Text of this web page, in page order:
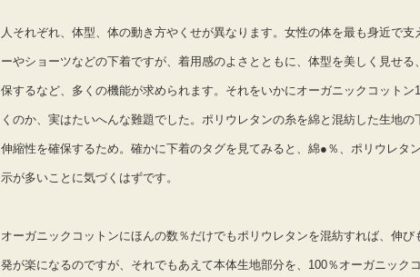
人それぞれ、体型、体の動き方やくせが異なります。女性の体を最も身近で支
ーやショーツなどの下着ですが、着用感のよさとともに、体型を美しく見せる
保するなど、多くの機能が求められます。それをいかにオーガニックコットン
くのか、実はたいへんな難題でした。ポリウレタンの糸を綿と混紡した生地の
伸縮性を確保するため。確かに下着のタグを見てみると、綿●％、ポリウレタ
示が多いことに気づくはずです。
オーガニックコットンにほんの数％だけでもポリウレタンを混紡すれば、伸び
発が楽になるのですが、それでもあえて本体生地部分を、100％オーガニック